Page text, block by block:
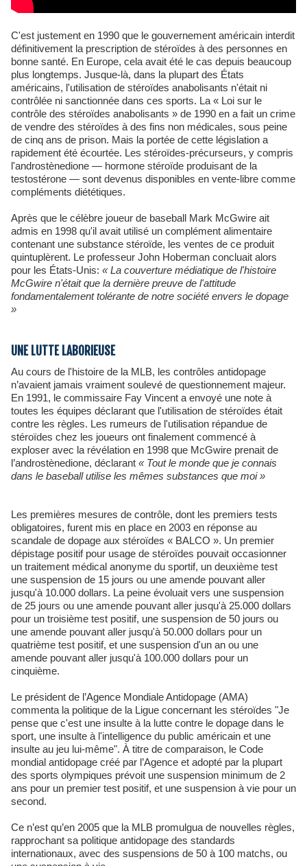
C'est justement en 1990 que le gouvernement américain interdit
définitivement la prescription de stéroïdes à des personnes en
bonne santé. En Europe, cela avait été le cas depuis beaucoup
plus longtemps. Jusque-là, dans la plupart des États
américains, l'utilisation de stéroïdes anabolisants n'était ni
contrôlée ni sanctionnée dans ces sports. La « Loi sur le
contrôle des stéroïdes anabolisants » de 1990 en a fait un crime
de vendre des stéroïdes à des fins non médicales, sous peine
de cinq ans de prison. Mais la portée de cette législation a
rapidement été écourtée. Les stéroïdes-précurseurs, y compris
l'androstènedione — hormone stéroïde produisant de la
testostérone — sont devenus disponibles en vente-libre comme
compléments diététiques.
Après que le célèbre joueur de baseball Mark McGwire ait
admis en 1998 qu'il avait utilisé un complément alimentaire
contenant une substance stéroïde, les ventes de ce produit
quintuplèrent. Le professeur John Hoberman concluait alors
pour les États-Unis: « La couverture médiatique de l'histoire
McGwire n'était que la dernière preuve de l'attitude
fondamentalement tolérante de notre société envers le dopage
»
UNE LUTTE LABORIEUSE
Au cours de l'histoire de la MLB, les contrôles antidopage
n’avaient jamais vraiment soulevé de questionnement majeur.
En 1991, le commissaire Fay Vincent a envoyé une note à
toutes les équipes déclarant que l'utilisation de stéroïdes était
contre les règles. Les rumeurs de l'utilisation répandue de
stéroïdes chez les joueurs ont finalement commencé à
exploser avec la révélation en 1998 que McGwire prenait de
l’androstènedione, déclarant « Tout le monde que je connais
dans le baseball utilise les mêmes substances que moi »
Les premières mesures de contrôle, dont les premiers tests
obligatoires, furent mis en place en 2003 en réponse au
scandale de dopage aux stéroïdes « BALCO ». Un premier
dépistage positif pour usage de stéroïdes pouvait occasionner
un traitement médical anonyme du sportif, un deuxième test
une suspension de 15 jours ou une amende pouvant aller
jusqu'à 10.000 dollars. La peine évoluait vers une suspension
de 25 jours ou une amende pouvant aller jusqu'à 25.000 dollars
pour un troisième test positif, une suspension de 50 jours ou
une amende pouvant aller jusqu'à 50.000 dollars pour un
quatrième test positif, et une suspension d'un an ou une
amende pouvant aller jusqu'à 100.000 dollars pour un
cinquième.
Le président de l’Agence Mondiale Antidopage (AMA)
commenta la politique de la Ligue concernant les stéroïdes "Je
pense que c'est une insulte à la lutte contre le dopage dans le
sport, une insulte à l'intelligence du public américain et une
insulte au jeu lui-même". À titre de comparaison, le Code
mondial antidopage créé par l’Agence et adopté par la plupart
des sports olympiques prévoit une suspension minimum de 2
ans pour un premier test positif, et une suspension à vie pour un
second.
Ce n’est qu’en 2005 que la MLB promulgua de nouvelles règles,
rapprochant sa politique antidopage des standards
internationaux, avec des suspensions de 50 à 100 matchs, ou